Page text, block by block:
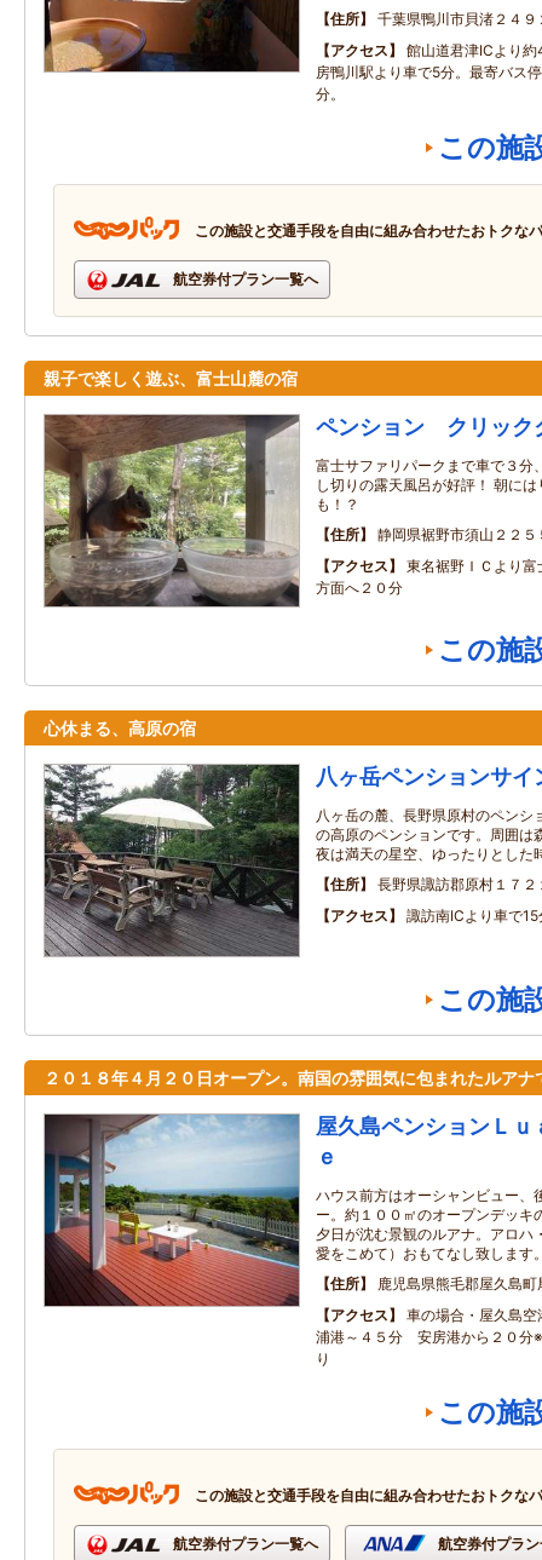
住所
千葉県鴨川市貝渚２４９
アクセス
館山道君津ICより
房鴨川駅より車で5分。最寄バス
分。
この施
この施設と交通手段を自由に組み合わせたおトクな
航空券付プラン一覧へ
親子で楽しく遊ぶ、富士山麓の宿
ペンション クリック
富士サファリパークまで車で３分
し切りの露天風呂が好評！ 朝に
も！？
住所
静岡県裾野市須山２２５
アクセス
東名裾野ＩＣより
方面へ２０分
この施
心休まる、高原の宿
八ヶ岳ペンションサイ
八ヶ岳の麓、長野県原村のペン
の高原のペンションです。周囲は
夜は満天の星空、ゆったりとした
住所
長野県諏訪郡原村１７
アクセス
諏訪南ICより車で15
この施
２０１８年４月２０日オープン。南国の雰囲気に包まれたルアナ
屋久島ペンションＬ
ｅ
ハウス前方はオーシャンビュー、
ー。約１００㎡のオープンデッキ
夕日が沈む景観のルアナ。アロハ
愛をこめて）おもてなし致します
住所
鹿児島県熊毛郡屋久島
アクセス
車の場合・屋久島
浦港～４５分 安房港から２０分
り
この施
この施設と交通手段を自由に組み合わせたおトクな
航空券付プラン一覧へ 航空券付プラ